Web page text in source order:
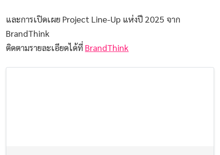
และการเปิดเผย Project Line-Up แห่งปี 2025 จาก
BrandThink
ติดตามรายละเอียดได้ที่ BrandThink